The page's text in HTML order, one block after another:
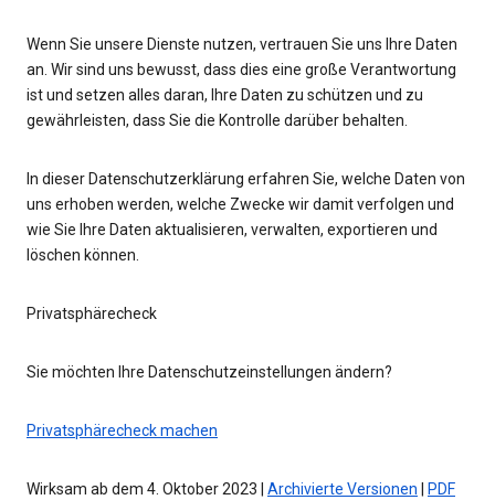
Wenn Sie unsere Dienste nutzen, vertrauen Sie uns Ihre Daten
an. Wir sind uns bewusst, dass dies eine große Verantwortung
ist und setzen alles daran, Ihre Daten zu schützen und zu
gewährleisten, dass Sie die Kontrolle darüber behalten.
In dieser Datenschutzerklärung erfahren Sie, welche Daten von
uns erhoben werden, welche Zwecke wir damit verfolgen und
wie Sie Ihre Daten aktualisieren, verwalten, exportieren und
löschen können.
Privatsphärecheck
Sie möchten Ihre Datenschutzeinstellungen ändern?
Privatsphärecheck machen
Wirksam ab dem 4. Oktober 2023 | Archivierte Versionen
PDF